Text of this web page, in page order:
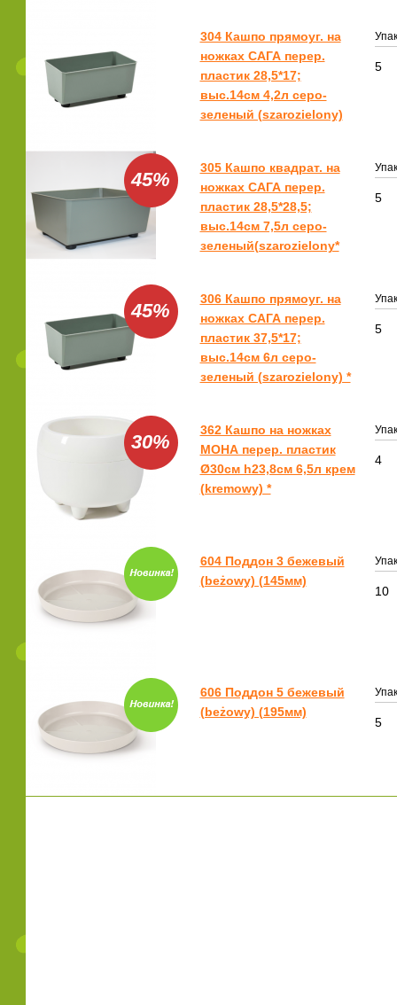
304 Кашпо прямоуг. на
ножках САГА перер.
пластик 28,5*17;
выс.14см 4,2л серо-
зеленый (szarozielony)
5
45%
305 Кашпо квадрат. на
ножках САГА перер.
пластик 28,5*28,5;
выс.14см 7,5л серо-
зеленый(szarozielony*
5
45%
306 Кашпо прямоуг. на
ножках САГА перер.
пластик 37,5*17;
выс.14см 6л серо-
зеленый (szarozielony) *
5
30%
362 Кашпо на ножках
МОНА перер. пластик
Ø30см h23,8см 6,5л крем
(kremowy) *
4
604 Поддон 3 бежевый
(beżowy) (145мм)
10
606 Поддон 5 бежевый
(beżowy) (195мм)
5